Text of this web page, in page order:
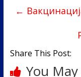
o
k
←
Share This Post:
You